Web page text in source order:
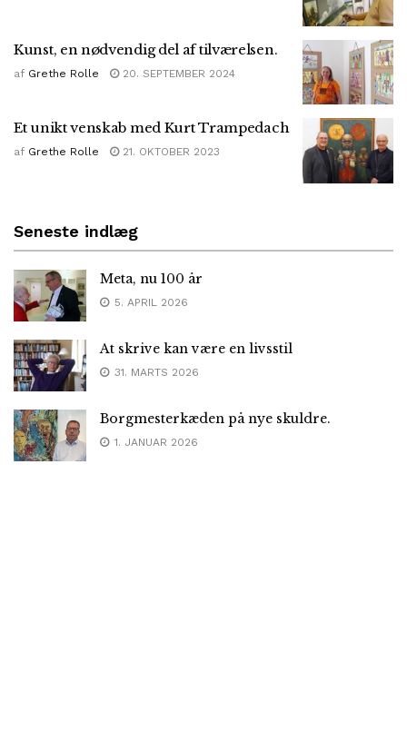
Kunst, en nødvendig del af tilværelsen.
af Grethe Rolle 20. SEPTEMBER 2024
Et unikt venskab med Kurt Trampedach
af Grethe Rolle 21. OKTOBER 2023
Seneste indlæg
Meta, nu 100 år
5. APRIL 2026
At skrive kan være en livsstil
31. MARTS 2026
Borgmesterkæden på nye skuldre.
1. JANUAR 2026